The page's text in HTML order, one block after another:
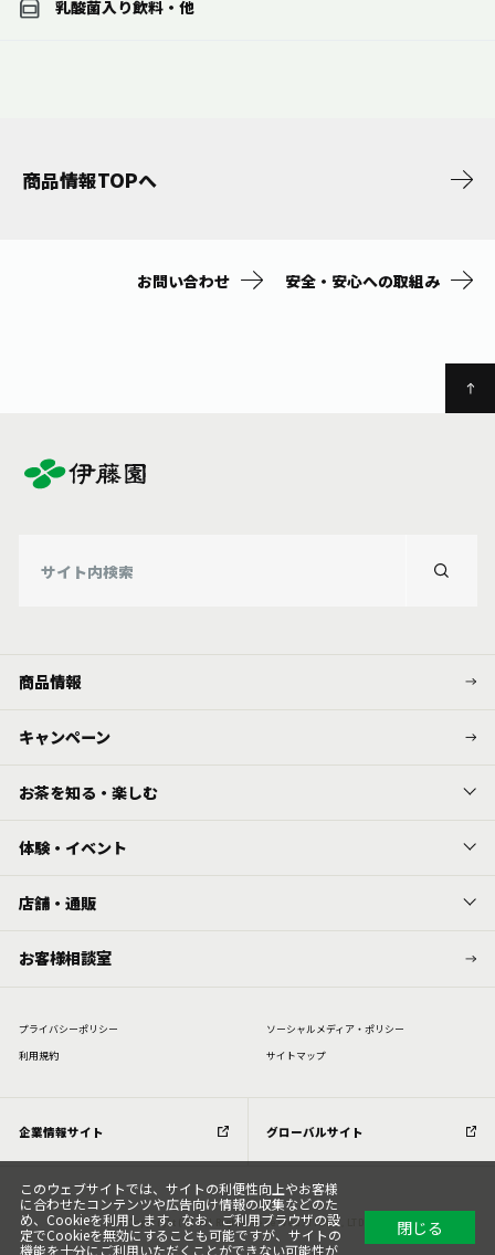
乳酸菌入り飲料・他
商品情報TOPへ
お問い合わせ 安全・安心への取組み
商品情報
キャンペーン
お茶を知る・楽しむ
体験・イベント
店舗・通販
お客様相談室
プライバシーポリシー
ソーシャルメディア・ポリシー
利⽤規約
サイトマップ
企業情報サイト グローバルサイト
Copyright (C) All Rights Reserved. ITOEN, LTD.
このウェブサイトでは、サイトの利便性向上やお客様
に合わせたコンテンツや広告向け情報の収集などのた
め、Cookieを利用します。なお、ご利用ブラウザの設
定でCookieを無効にすることも可能ですが、サイトの
機能を十分にご利用いただくことができない可能性が
閉じる